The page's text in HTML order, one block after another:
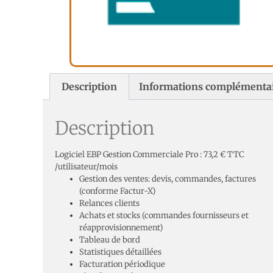
Description Informations
Description
Logiciel EBP Gestion Commerciale Pro : 73,2 € TTC
/utilisateur/mois
Gestion des ventes: devis, commandes, factures
(conforme Factur-X)
Relances clients
Achats et stocks (commandes fournisseurs et
réapprovisionnement)
Tableau de bord
Statistiques détaillées
Facturation périodique